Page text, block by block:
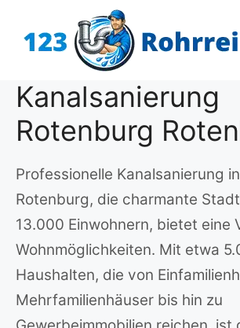
Inhalt
Kanalsanierung
Rotenburg
Professionelle Kanalsanierung
Rotenburg, die charmante
13.000 Einwohnern, bietet eine
Wohnmöglichkeiten. Mit etwa
Haushalten, die von
Mehrfamilienhäuser bis hin zu